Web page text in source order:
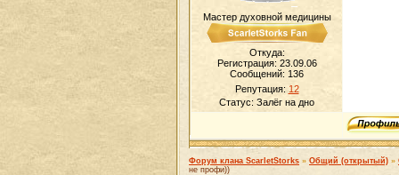
Мастер духовной медицины
Откуда:
Регистрация: 23.09.06
Сообщений: 136
Репутация: 12
Статус: Залёг на дно
Форум клана ScarletStorks » Общий (открытый) »
не профи))